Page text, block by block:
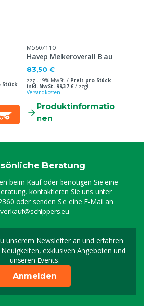
Stück
M5607110
Havep Melkeroverall Blau
83,50 €
zzgl. 19% MwSt. / Preis pro Stück
inkl. MwSt. 99,37 € / zzgl.
Versandkosten
Produktinformatio
nen
Beratung
beim Kauf oder benötigen Sie eine
kontaktieren Sie uns unter
oder senden Sie eine E-Mail an
verkauf@schippers.eu
unserem Newsletter an und erfahren
exklusiven Angeboten und
unseren Events.
Melden Sie sich für
Anmelden